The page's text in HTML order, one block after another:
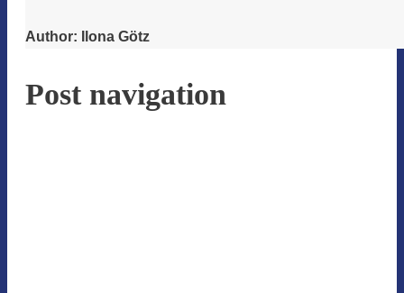
Author: Ilona Götz
Post navigation